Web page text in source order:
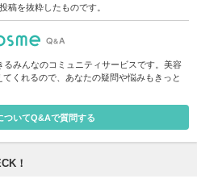
稿を抜粋したものです。
みんなのコミュニティサービスです。美容
くれるので、あなたの疑問や悩みもきっと
ついてQ&Aで質問する
！